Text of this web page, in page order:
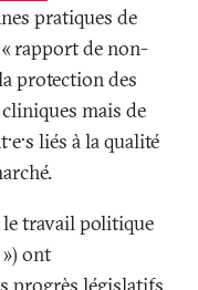
pratiques de
rapport de non-
protection des
mais de
liés à la qualité
le travail politique
») ont